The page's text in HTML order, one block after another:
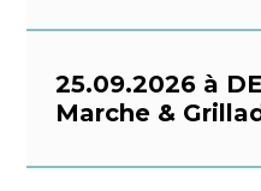
25.09.2026 à
Marche &